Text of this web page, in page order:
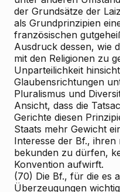
der Grundsätze der
als Grundprinzipien
französischen
Ausdruck dessen, wie
mit den Religionen zu
Unparteilichkeit
Glaubensrichtungen
Pluralismus und
Ansicht, dass die
Gerichte diesen
Staats mehr Gewicht
Interesse der Bf., ihren
bekunden zu dürfen,
Konvention aufwirft.
(70) Die Bf., für die es
Überzeugungen